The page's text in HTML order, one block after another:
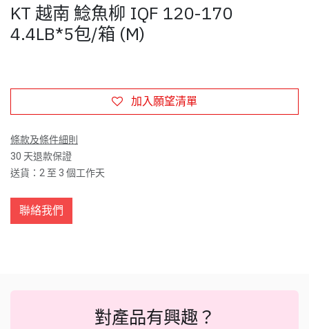
KT 越南 鯰魚柳 IQF 120-170
4.4LB*5包/箱 (M)
加入願望清單
條款及條件細則
30 天退款保證
送貨：2 至 3 個工作天
聯絡我們
對產品有興趣？